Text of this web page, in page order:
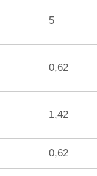
5
0,62
1,42
0,62